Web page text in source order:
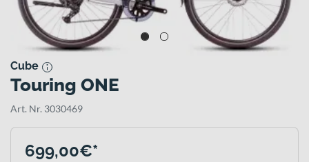
Cube
Touring ONE
Art. Nr. 3030469
699,00€*